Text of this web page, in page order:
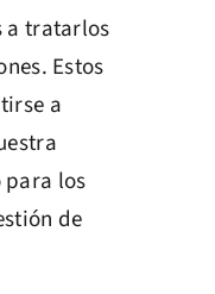
a tratarlos
Estos
a
los
de